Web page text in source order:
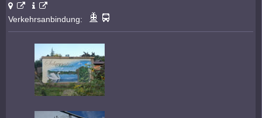
Verkehrsanbindung: